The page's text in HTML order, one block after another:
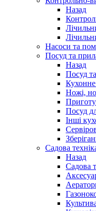
Назад
Насоси та
Посуд та
Назад
Посуд
Ножі,
Посуд
Інші
Садова
Назад
Садова